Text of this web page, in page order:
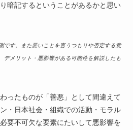
暗記するということがあるかと思い
です。また悪いことを言うつもりや否定する意
デメリット・悪影響がある可能性を解説したも
ったものが「善悪」として間違えて
・日本社会・組織での活動・モラル
要不可欠な要素にたいして悪影響を